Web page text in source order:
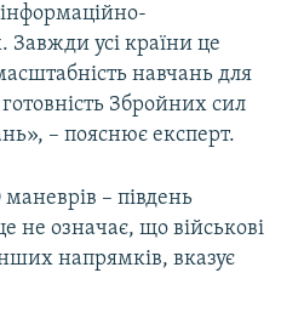
Завжди усі країни це
навчань для
Збройних сил
– пояснює експерт.
– південь
означає, що військові
напрямків, вказує